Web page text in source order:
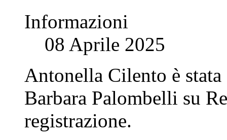
Informazioni
08 Aprile 2025
Antonella Cilento è
Barbara Palombelli su
registrazione.